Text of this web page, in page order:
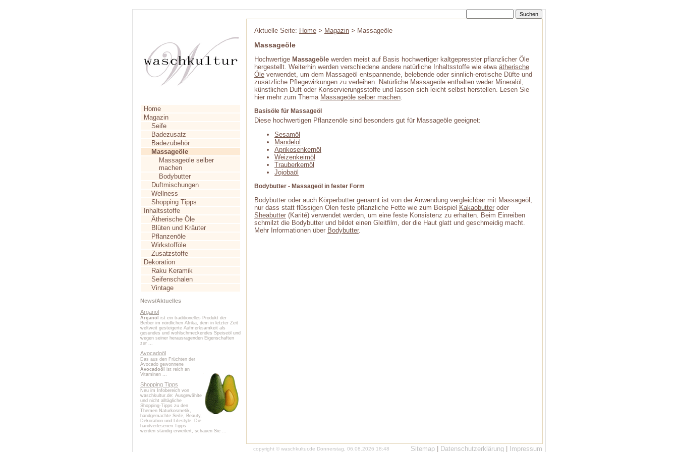
Home
Magazin
Seife
Badezusatz
Badezubehör
Massageöle
Massageöle selber
machen
Bodybutter
Duftmischungen
Wellness
Shopping Tipps
Inhaltsstoffe
Ätherische Öle
Blüten und Kräuter
Pflanzenöle
Wirkstofföle
Zusatzstoffe
Dekoration
Raku Keramik
Seifenschalen
Vintage
News/Aktuelles
Arganöl
Arganöl
ist ein traditionelles Produkt der
Berber im nördlichen Afrika, dem in letzter Zeit
weltweit gesteigerte Aufmerksamkeit als
gesundes und wohlschmeckendes Speiseöl und
wegen seiner herausragenden Eigenschaften
zur ...
Avocadoöl
Das aus den Früchten der
Avocado gewonnene
Avocadoöl
ist reich an
Vitaminen ...
Shopping Tipps
Neu im Infobereich von
waschkultur.de: Ausgewählte
und nicht alltägliche
Shopping-Tipps zu den
Themen Naturkosmetik,
handgemachte Seife, Beauty,
Dekoration und Lifestyle. Die
handverlesenen Tipps
werden ständig erweitert, schauen Sie ...
Aktuelle Seite: Home > Magazin > Massageöle
Massageöle
Hochwertige Massageöle werden meist auf Basis hochwertiger kaltgepresster pflanzlicher Öle
hergestellt. Weiterhin werden verschiedene andere natürliche Inhaltsstoffe wie etwa ätherische
Öle verwendet, um dem Massageöl entspannende, belebende oder sinnlich-erotische Düfte und
zusätzliche Pflegewirkungen zu verleihen. Natürliche Massageöle enthalten weder Mineralöl,
künstlichen Duft oder Konservierungsstoffe und lassen sich leicht selbst herstellen. Lesen Sie
hier mehr zum Thema Massageöle selber machen.
Basisöle für Massageöl
Diese hochwertigen Pflanzenöle sind besonders gut für Massageöle geeignet:
Sesamöl
Mandelöl
Aprikosenkernöl
Weizenkeimöl
Trauberkernöl
Jojobaöl
Bodybutter - Massageöl in fester Form
Bodybutter oder auch Körperbutter genannt ist von der Anwendung vergleichbar mit Massageöl,
nur dass statt flüssigen Ölen feste pflanzliche Fette wie zum Beispiel Kakaobutter oder
Sheabutter (Karité) verwendet werden, um eine feste Konsistenz zu erhalten. Beim Einreiben
schmilzt die Bodybutter und bildet einen Gleitfilm, der die Haut glatt und geschmeidig macht.
Mehr Informationen über Bodybutter.
copyright © waschkultur.de Donnerstag, 06.08.2026 18:48 Sitemap Datenschutzerklärung Impressum